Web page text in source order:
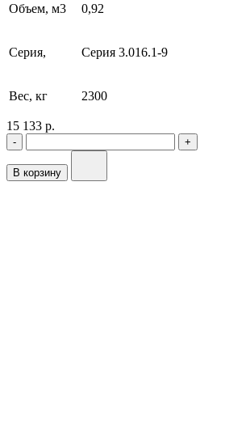
Объем, м3 0,92
Серия, Серия 3.016.1-9
Вес, кг 2300
15 133 р.
- +
В корзину